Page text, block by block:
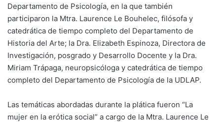
Departamento de Psicología, en la que también
participaron la Mtra. Laurence Le Bouhelec, filósofa y
catedrática de tiempo completo del Departamento de
Historia del Arte; la Dra. Elizabeth Espinoza, Directora de
Investigación, posgrado y Desarrollo Docente y la Dra.
Miriam Trápaga, neuropsicóloga y catedrática de tiempo
completo del Departamento de Psicología de la UDLAP.
Las temáticas abordadas durante la plática fueron “La
mujer en la erótica social” a cargo de la Mtra. Laurence Le